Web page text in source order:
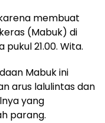
membuat
(Mabuk) di
21.00. Wita.
Mabuk ini
arus lalulintas dan
yang
parang.